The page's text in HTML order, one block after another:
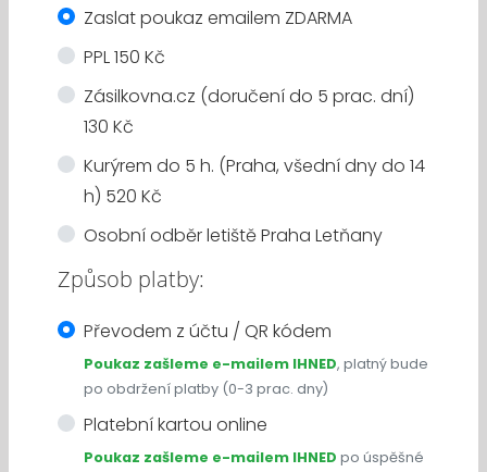
Zaslat poukaz emailem ZDARMA
PPL 150 Kč
Zásilkovna.cz (doručení do 5 prac. dní)
130 Kč
Kurýrem do 5 h. (Praha, všední dny do 14
h) 520 Kč
Osobní odběr letiště Praha Letňany
Způsob platby:
Převodem z účtu / QR kódem
Poukaz zašleme e-mailem IHNED, platný bude
po obdržení platby (0-3 prac. dny)
Platební kartou online
Poukaz zašleme e-mailem IHNED po úspěšné